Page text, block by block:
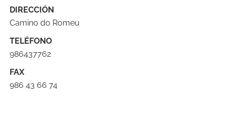
DIRECCIÓN
Camino do Romeu
TELÉFONO
986437762
FAX
986 43 66 74